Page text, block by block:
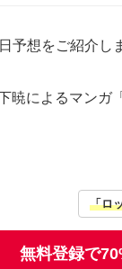
予想をご紹介し
によるマン
「ロ
無料登録で